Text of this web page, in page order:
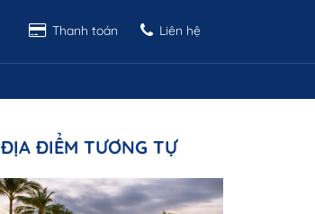
Thanh toán Liên hệ
ĐỊA ĐIỂM TƯƠNG TỰ